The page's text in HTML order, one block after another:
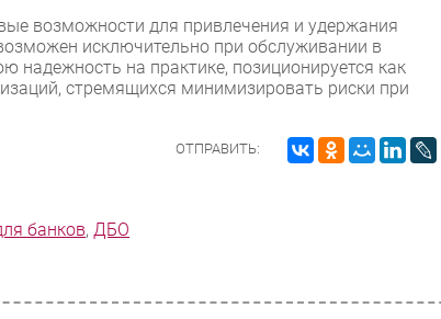
возможности для привлечения и удержания
исключительно при обслуживании в
надежность на практике, позиционируется как
стремящихся минимизировать риски при
ОТПРАВИТЬ:
банков, ДБО